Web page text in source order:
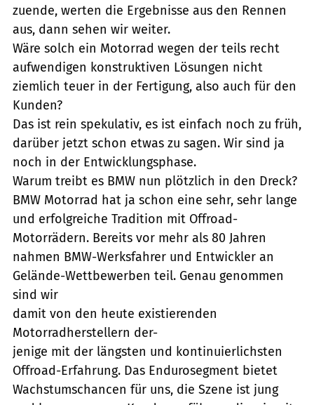
zuende, werten die Ergebnisse aus den Rennen
aus, dann sehen wir weiter.
Wäre solch ein Motorrad wegen der teils recht
aufwendigen konstruktiven Lösungen nicht
ziemlich teuer in der Fertigung, also auch für den
Kunden?
Das ist rein spekulativ, es ist einfach noch zu früh,
darüber jetzt schon etwas zu sagen. Wir sind ja
noch in der Entwicklungsphase.
Warum treibt es BMW nun plötzlich in den Dreck?
BMW Motorrad hat ja schon eine sehr, sehr lange
und erfolgreiche Tradition mit Offroad-
Motorrädern. Bereits vor mehr als 80 Jahren
nahmen BMW-Werksfahrer und Entwickler an
Gelände-Wettbewerben teil. Genau genommen
sind wir
damit von den heute existierenden
Motorradherstellern der-
jenige mit der längsten und kontinuierlichsten
Offroad-Erfahrung. Das Endurosegment bietet
Wachstumschancen für uns, die Szene ist jung